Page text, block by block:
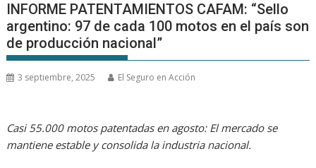
INFORME PATENTAMIENTOS CAFAM: “Sello
argentino: 97 de cada 100 motos en el país son
de producción nacional”
3 septiembre, 2025 El Seguro en Acción
Casi 55.000 motos patentadas en agosto: El mercado se
mantiene estable y consolida la industria nacional.